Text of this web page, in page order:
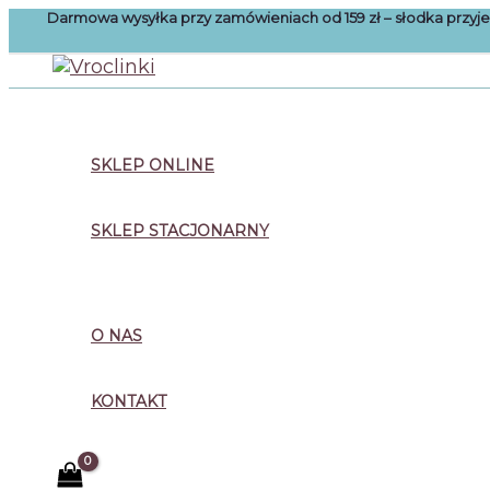
Przejdź
treści
Darmowa wysyłka przy zamówieniach od 159 zł – słodka
SKLEP ONLINE
SKLEP STACJONARNY
O NAS
KONTAKT